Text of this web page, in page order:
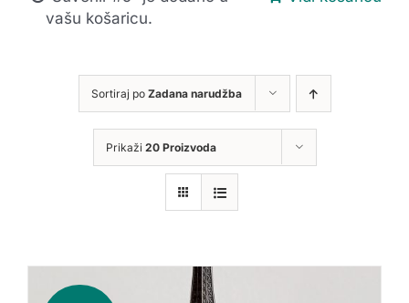
vašu košaricu.
Sortiraj po Zadana narudžba
Prikaži 20 Proizvoda